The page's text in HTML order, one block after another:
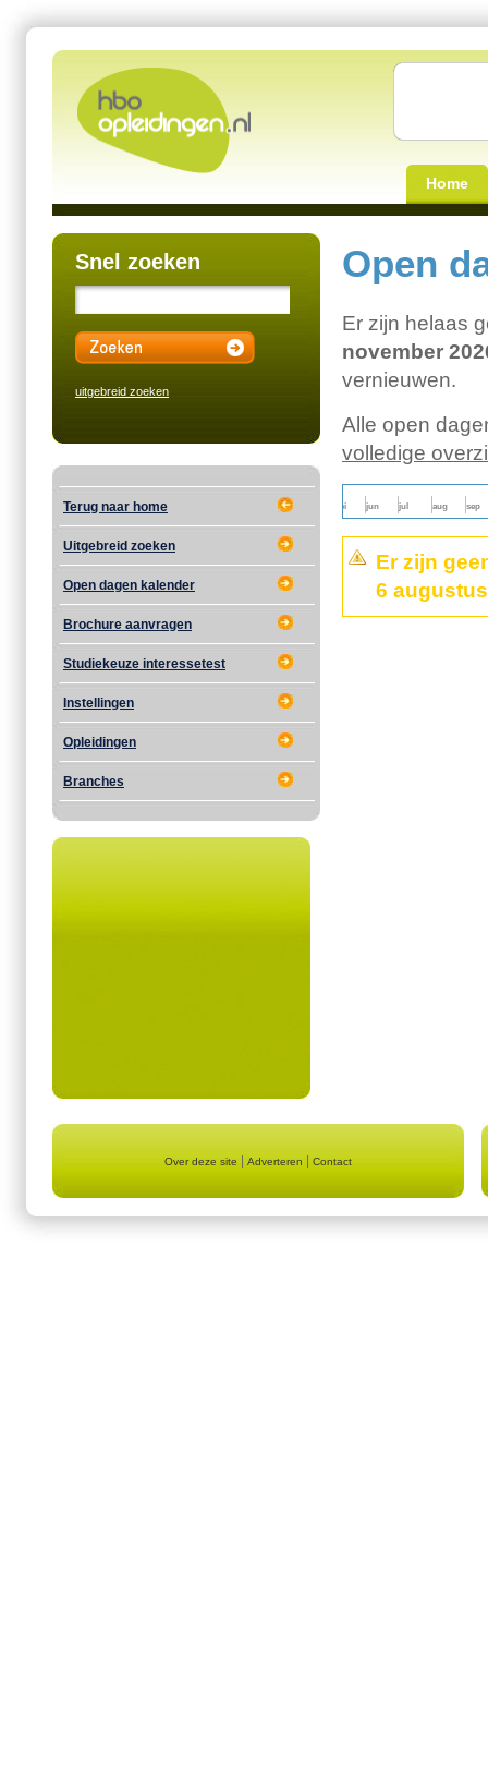
Home
Snel zoeken
uitgebreid zoeken
Terug naar home
Uitgebreid zoeken
Open dagen kalender
Brochure aanvragen
Studiekeuze interessetest
Instellingen
Opleidingen
Branches
Open
Er zijn helaas
november
vernieuwen.
Alle open
volledige
sep okt nov mrt mei jun jul aug sep
Er zijn
6
Over deze site Adverteren Contact